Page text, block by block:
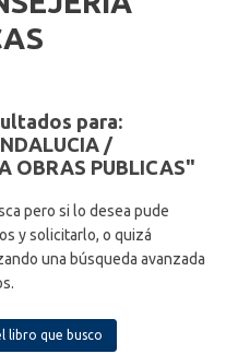
para:
/
OBRAS PUBLICAS"
pero si lo desea pude
y solicitarlo, o quizá
una búsqueda avanzada
libro que busco